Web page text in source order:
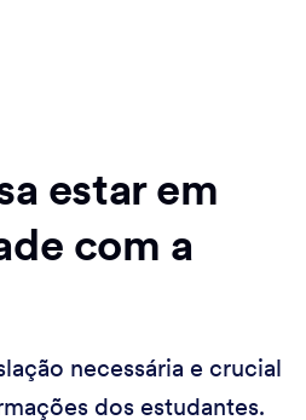
estar em
com a
necessária e crucial
dos estudantes.